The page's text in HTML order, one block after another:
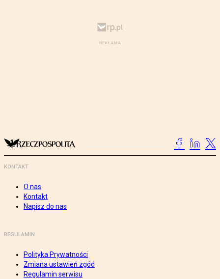
KONTAKT
O nas
Kontakt
Napisz do nas
REGULAMIN
Polityka Prywatności
Zmiana ustawień zgód
Regulamin serwisu